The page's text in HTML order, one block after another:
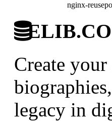
nginx-
Create
legacy in